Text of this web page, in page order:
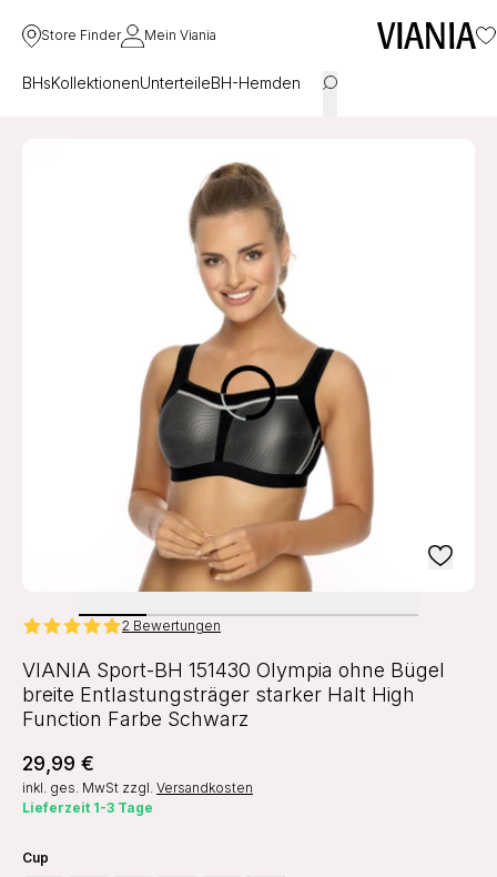
Store Finder Mein Viania
BHsKollektionenUnterteileBH-Hemden
2 Bewertungen
VIANIA Sport-BH 151430 Olympia ohne Bügel
breite Entlastungsträger starker Halt High
Function Farbe Schwarz
29,99 €
inkl. ges. MwSt zzgl. Versandkosten
Lieferzeit 1-3 Tage
Cup